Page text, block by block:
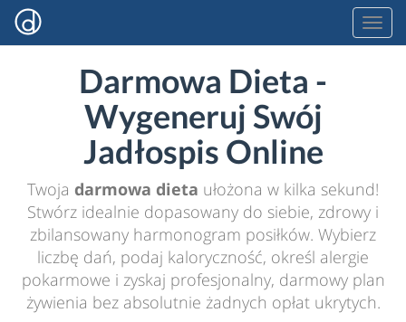
Darmowa Dieta -
Wygeneruj Swój
Jadłospis Online
Twoja darmowa dieta ułożona w kilka sekund!
Stwórz idealnie dopasowany do siebie, zdrowy i
zbilansowany harmonogram posiłków. Wybierz
liczbę dań, podaj kaloryczność, określ alergie
pokarmowe i zyskaj profesjonalny, darmowy plan
żywienia bez absolutnie żadnych opłat ukrytych.